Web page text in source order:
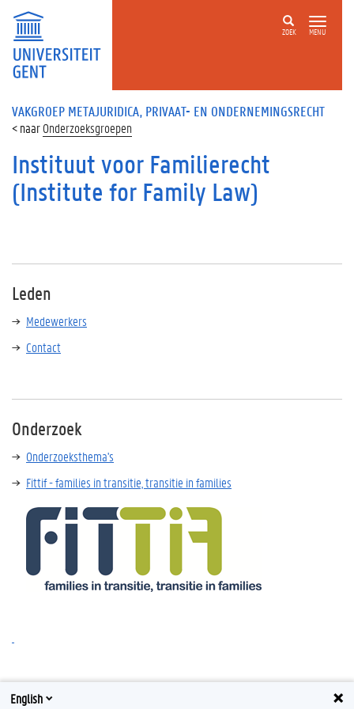
ZOEK MENU
VAKGROEP METAJURIDICA, PRIVAAT- EN ONDERNEMINGSRECHT
Onderzoeksgroepen
Instituut voor Familierecht
(Institute for Family Law)
Leden
Medewerkers
Contact
Onderzoek
Onderzoeksthema's
Fittif - families in transitie, transitie in families
English